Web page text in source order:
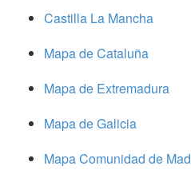
Castilla La Mancha
Mapa de Cataluña
Mapa de Extremadura
Mapa de Galicia
Mapa Comunidad de